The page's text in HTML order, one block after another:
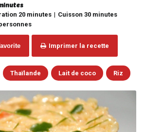
20 minutes | Cuisson 30 minutes
Imprimer la recette
Thaïlande Lait de coco Riz